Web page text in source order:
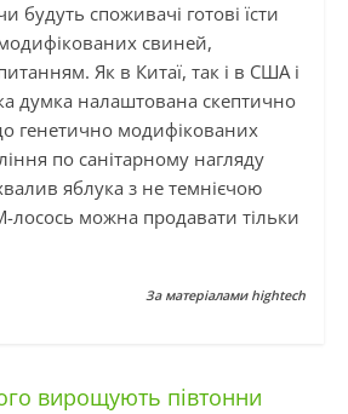
будуть споживачі готові їсти
свиней,
Як в Китаї, так і в США і
думка налаштована скептично
генетично модифікованих
по санітарному нагляду
яблука з не темнієчою
можна продавати тільки
За матеріалами hightech
вирощують півтонни